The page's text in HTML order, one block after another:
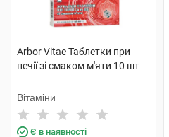
Arbor Vitae Таблетки при
печії зі смаком м'яти 10 шт
Вітаміни
Є в наявності